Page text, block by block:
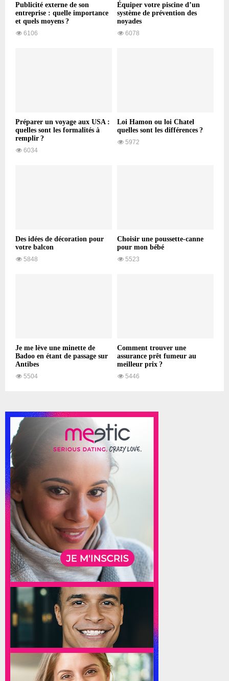
Publicité externe de son
entreprise : quelle importance
et quels moyens ?
6106
Équiper votre piscine d’un
système de prévention des
noyades
6078
Préparer un voyage aux USA :
quelles sont les formalités à
remplir ?
6034
Loi Hamon ou loi Chatel
quelles sont les différences ?
5972
Des idées de décoration pour
votre balcon
5848
Choisir une poussette-canne
pour mon bébé
5523
Je me lève une minette de
Badoo en étant de passage sur
Antibes
5504
Comment trouver une
assurance prêt fumeur au
meilleur prix ?
5446